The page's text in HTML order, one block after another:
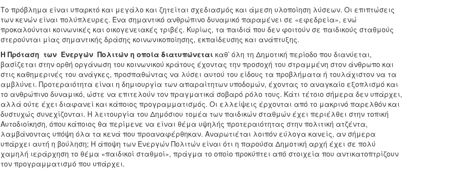
Το πρόβλημα είναι υπαρκτό και μεγάλο και ζητείται σχεδιασμός και άμεση υλοποίηση λύσεων. Οι επιπτώσεις
των κενών είναι πολύπλευρες. Ένα σημαντικό ανθρώπινο δυναμικό παραμένει σε «εφεδρεία», ενώ
προκαλούνται κοινωνικές και οικογενειακές τριβές. Κυρίως, τα παιδιά που δεν φοιτούν σε παιδικούς σταθμούς
στερούνται μίας σημαντικής δράσης κοινωνικοποίησης, εκπαίδευσης και ανάπτυξης.
Η Πρόταση των Ενεργών Πολιτών η οποία διατυπώνεται καθ’ όλη τη Δημοτική περίοδο που διανύεται,
βασίζεται στην ορθή οργάνωση του κοινωνικού κράτους έχοντας την προσοχή του στραμμένη στον άνθρωπο και
στις καθημερινές του ανάγκες, προσπαθώντας να λύσει αυτού του είδους τα προβλήματα ή τουλάχιστον να τα
αμβλύνει. Προτεραιότητα είναι η δημιουργία των απαραίτητων υποδομών, έχοντας το αναγκαίο εξοπλισμό και
το ανθρώπινο δυναμικό, ώστε να επιτελούν τον πραγματικά σοβαρό ρόλο τους. Κάτι τέτοιο σήμερα δεν υπάρχει,
αλλά ούτε έχει διαφανεί και κάποιος προγραμματισμός. Οι ελλείψεις έρχονται από το μακρινό παρελθόν και
δυστυχώς συνεχίζονται. Η λειτουργία του Δημόσιου τομέα των παιδικών σταθμών έχει περιέλθει στην τοπική
Αυτοδιοίκηση, όπου κάποιος θα περίμενε να είναι θέμα υψηλής προτεραιότητας στην πολιτική ατζέντα,
λαμβάνοντας υπόψη όλα τα κενά που προαναφέρθηκαν. Αναρωτιέται λοιπόν εύλογα κανείς, αν σήμερα
υπάρχει αυτή η βούληση; Η άποψη των Ενεργών Πολιτών είναι ότι η παρούσα Δημοτική αρχή έχει σε πολύ
χαμηλή ιεράρχηση το θέμα «παιδικοί σταθμοί», πράγμα το οποίο προκύπτει από στοιχεία που αντικατοπτρίζουν
τον προγραμματισμό που υπάρχει.